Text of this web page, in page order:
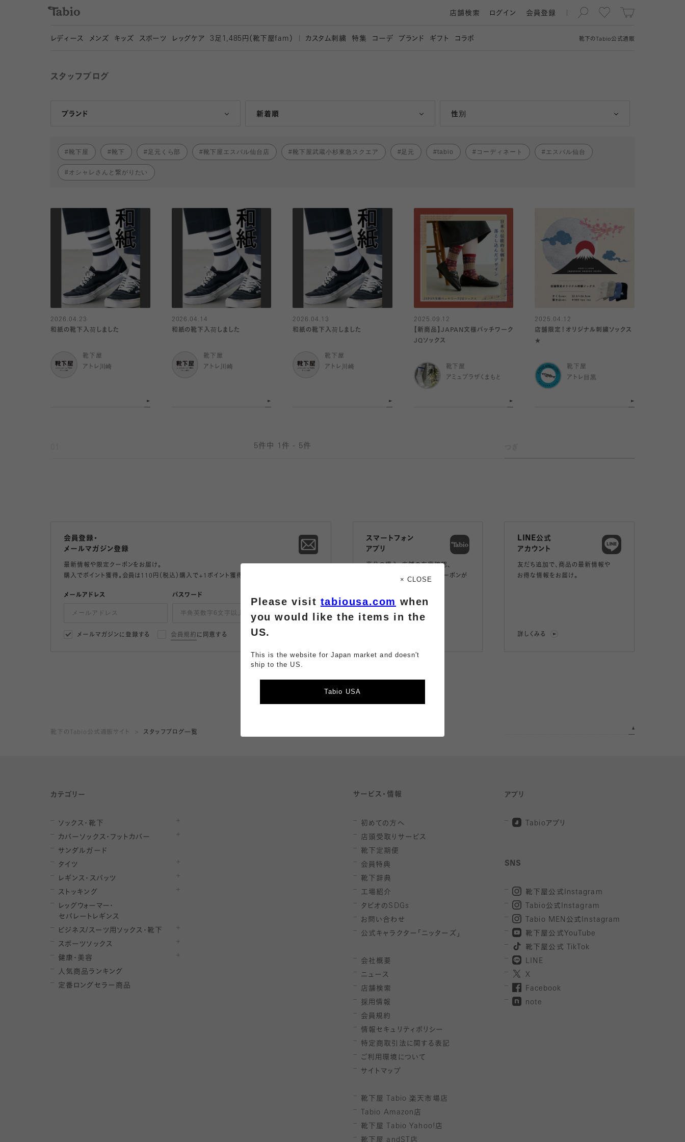
靴下の Tabio公式通販
店舗検索 ログイン 会員登録
レディース メンズ キッズ スポーツ レッグケア 3 足1,485円（靴下屋fam） カスタム刺繍 特集 コーデ ブランド ギフト コラボ
スタッフブログ
ブランド
Tabio 新着順
人気ランキング順 性別
女性
靴下屋 靴下 足元くら部 靴下屋エスパル仙台店 靴下屋武蔵小杉東急スクエア 足元 tabio コーディネート エスパル仙台
オシャレさんと繋がりたい
2026.04.23
和紙の靴下入荷しました
靴下屋
アトレ川崎
2026.04.14
和紙の靴下入荷しました
靴下屋
アトレ川崎
2026.04.13
和紙の靴下入荷しました
靴下屋
アトレ川崎
2025.09.12
【新商品】JAPAN文様パッチワーク
JQソックス
靴下屋
アミュプラザくまもと
2025.04.12
店舗限定！オリジナル刺繍ソックス
★
靴下屋
アトレ目黒
5件中 1件 - 5件
会員登録・
メールマガジン登録
最新情報や限定クーポンをお届け。
購入でポイント獲得。会員は110円（税込）購入で+1ポイント獲得。
メールアドレス パスワード
登録
メールマガジンに登録する 会員規約 に同意する
スマートフォン
アプリ
商品の購入、店舗の在庫確認、
アプリ限定のコンテンツやクーポンが
LINE公式
アカウント
友だち追加で、 商品の最新情報や
お得な情報をお届け。
詳しくみる
靴下のTabio公式通販サイト スタッフブログ一覧
カテゴリー
ソックス・靴下
カバーソックス・フットカバー
サンダルガード
タイツ
レギンス・スパッツ
ストッキング
レッ グ ウォ ー マ ー ・
セ パレー ト レ ギン ス
ビジネス/スーツ用 ソックス・靴下
スポーツソックス
健康・美容
人気商品ランキング
定番ロングセラー商品
サービス・情報
初めての方へ
店頭受取りサービス
靴下定期便
会員特典
靴下辞典
工場紹介
タビオの SDGs
お問い合わせ
公式キャラクター「ニッターズ」
会社概要
ニュース
店舗検索
採用情報
会員規約
情報セキュリティポリシー
特定商取引法に関する表記
ご利用環境について
サイトマップ
靴下屋 Tabio 楽天市場店
Tabio Amazon 店
靴下屋
Tabio Yahoo! 店
靴下屋 andST 店
アプリ
Tabio アプリ
SNS
靴下屋公式 Instagram
Tabio 公式 Instagram
Tabio MEN 公式 Instagram
靴下屋公式 YouTube
靴下屋公式
TikTok
LINE
X
Facebook
note
× CLOSE
Please visit tabiousa.com when
you would like the items in the
US.
This is the website for Japan market and doesn't
ship to the US.
Tabio USA